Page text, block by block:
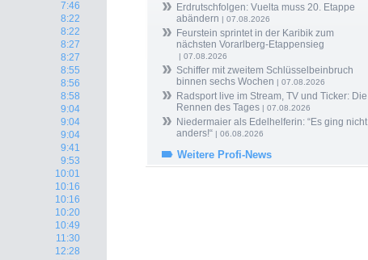
7:46
8:22
8:22
8:27
8:27
8:55
8:56
8:58
9:04
9:04
9:04
9:41
9:53
10:01
10:16
10:16
10:20
10:49
11:30
12:28
Erdrutschfolgen: Vuelta muss 20. Etappe
abändern | 07.08.2026
Feurstein sprintet in der Karibik zum
nächsten Vorarlberg-Etappensieg
| 07.08.2026
Schiffer mit zweitem Schlüsselbeinbruch
binnen sechs Wochen | 07.08.2026
Radsport live im Stream, TV und Ticker: Die
Rennen des Tages | 07.08.2026
Niedermaier als Edelhelferin: “Es ging nicht
anders!“ | 06.08.2026
Weitere Profi-News